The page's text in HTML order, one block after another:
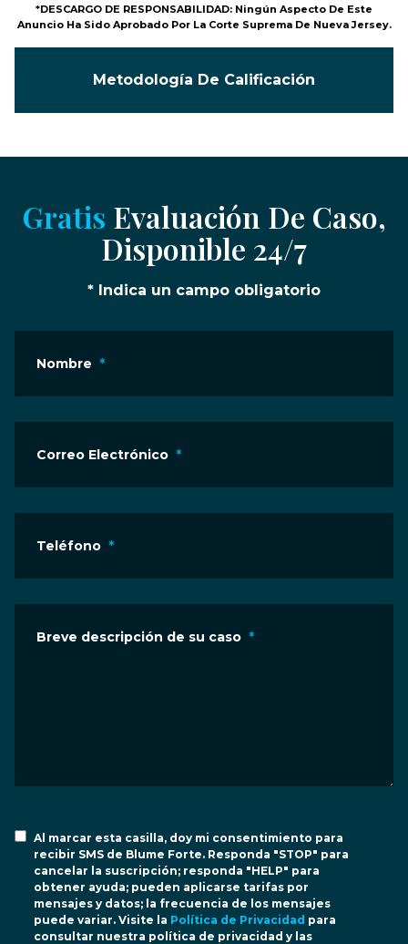
*DESCARGO DE RESPONSABILIDAD: Ningún Aspecto De Este
Anuncio Ha Sido Aprobado Por La Corte Suprema De Nueva Jersey.
Metodología De Calificación
Gratis Evaluación De Caso,
Disponible 24/7
* Indica un campo obligatorio
Nombre *
Correo Electrónico *
Teléfono *
Breve descripción de su caso *
Al marcar esta casilla, doy mi consentimiento para
recibir SMS de Blume Forte. Responda "STOP" para
cancelar la suscripción; responda "HELP" para
obtener ayuda; pueden aplicarse tarifas por
mensajes y datos; la frecuencia de los mensajes
puede variar. Visite la Política de Privacidad para
consultar nuestra política de privacidad y las